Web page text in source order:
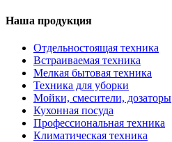
Наша продукция
Отдельностоящая техника
Встраиваемая техника
Мелкая бытовая техника
Техника для уборки
Мойки, смесители, дозаторы
Кухонная посуда
Профессиональная техника
Климатическая техника